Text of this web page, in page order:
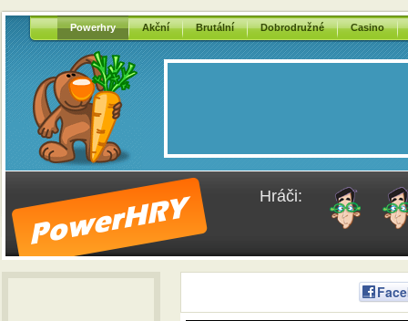
Powerhry Akční Brutální Dobrodružné Casino
Hráči: